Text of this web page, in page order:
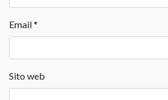
Email*
Sito web